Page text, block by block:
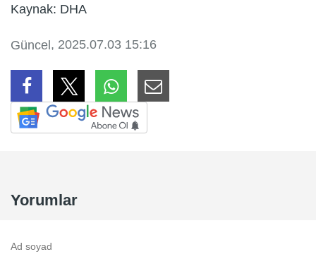
Kaynak: DHA
Güncel , 2025.07.03 15:16
Yorumlar